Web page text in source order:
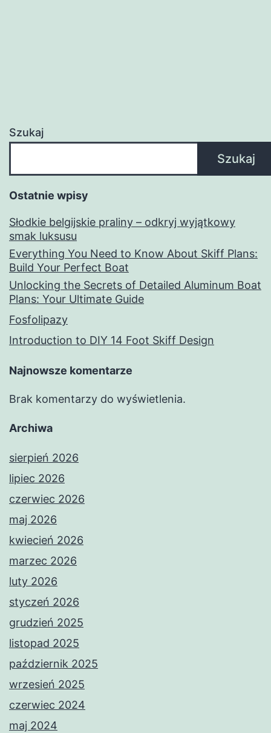
Szukaj
Szukaj
Ostatnie wpisy
Słodkie belgijskie praliny – odkryj wyjątkowy
smak luksusu
Everything You Need to Know About Skiff Plans:
Build Your Perfect Boat
Unlocking the Secrets of Detailed Aluminum Boat
Plans: Your Ultimate Guide
Fosfolipazy
Introduction to DIY 14 Foot Skiff Design
Najnowsze komentarze
Brak komentarzy do wyświetlenia.
Archiwa
sierpień 2026
lipiec 2026
czerwiec 2026
maj 2026
kwiecień 2026
marzec 2026
luty 2026
styczeń 2026
grudzień 2025
listopad 2025
październik 2025
wrzesień 2025
czerwiec 2024
maj 2024